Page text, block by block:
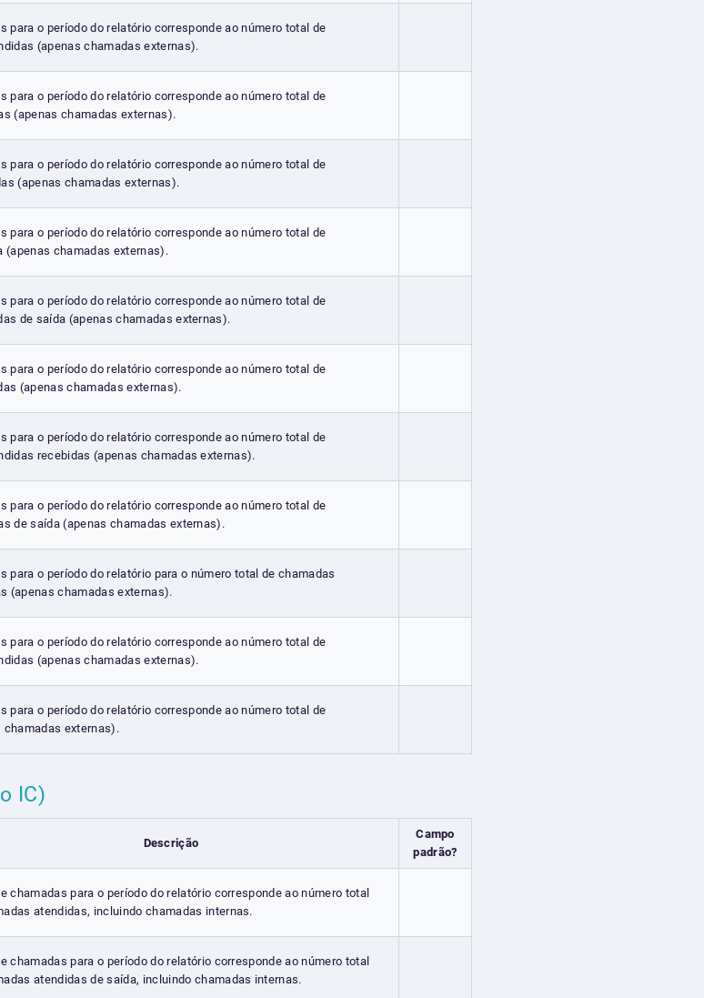
para o período do relatório corresponde ao número total de
(apenas chamadas externas).
para o período do relatório corresponde ao número total de
(apenas chamadas externas).
para o período do relatório corresponde ao número total de
(apenas chamadas externas).
para o período do relatório corresponde ao número total de
(apenas chamadas externas).
para o período do relatório corresponde ao número total de
de saída (apenas chamadas externas).
para o período do relatório corresponde ao número total de
(apenas chamadas externas).
para o período do relatório corresponde ao número total de
recebidas (apenas chamadas externas).
para o período do relatório corresponde ao número total de
de saída (apenas chamadas externas).
para o período do relatório para o número total de chamadas
(apenas chamadas externas).
para o período do relatório corresponde ao número total de
(apenas chamadas externas).
para o período do relatório corresponde ao número total de
externas).
IC)
Descrição
Campo
padrão?
chamadas para o período do relatório corresponde ao número total
atendidas, incluindo chamadas internas.
chamadas para o período do relatório corresponde ao número total
atendidas de saída, incluindo chamadas internas.